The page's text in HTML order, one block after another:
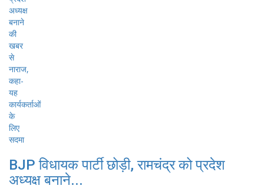
BJP विधायक पार्टी छोड़ी, रामचंद्र को प्रदेश
अध्यक्ष बनाने...